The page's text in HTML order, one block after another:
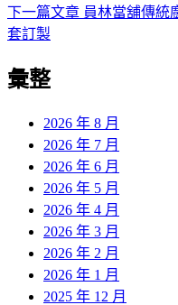
章
導
覽
篇
下一篇文章 下
員林當舖傳統
套訂製
彙整
2026 年 8 月
2026 年 7 月
2026 年 6 月
2026 年 5 月
2026 年 4 月
2026 年 3 月
2026 年 2 月
2026 年 1 月
2025 年 12 月